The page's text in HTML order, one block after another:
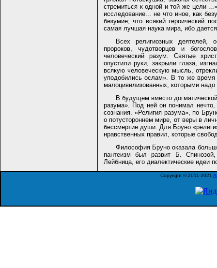
стремиться к одной и той же цели
исследование... не что иное, как
безумие; что всякий героический
самая лучшая наука мира, ибо
Всех религиозных деятелей,
пророков, чудотворцев и
человеческий разум. Святые
опустили руки, закрыли глаза,
всякую человеческую мысль,
уподобились ослам». В то же
малоцивилизованных, которыми надо
В будущем вместо
разума». Под ней он понимал нечто,
сознания. «Религия разума», по
о потустороннем мире, от веры в
бессмертие души. Для Бруно
нравственных правил, которые
Философия Бруно оказала
пантеизм был развит Б.
Лейбница, его диалектические идеи
Copyright © 2011-2021